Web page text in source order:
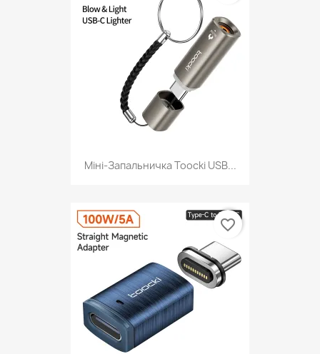
Міні-Запальничка Toocki USB...
favorite_border